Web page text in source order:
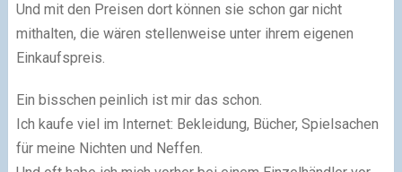
Und mit den Preisen dort können sie schon gar nicht
mithalten, die wären stellenweise unter ihrem eigenen
Einkaufspreis.
Ein bisschen peinlich ist mir das schon.
Ich kaufe viel im Internet: Bekleidung, Bücher, Spielsachen
für meine Nichten und Neffen.